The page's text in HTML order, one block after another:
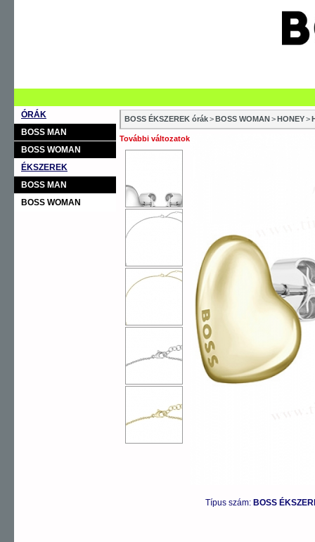
ÓRÁK
BOSS MAN
BOSS WOMAN
ÉKSZEREK
BOSS MAN
BOSS WOMAN
BOSS ÉKSZEREK órák>BOSS WOMAN>HONEY>
További változatok
Típus szám: BOSS